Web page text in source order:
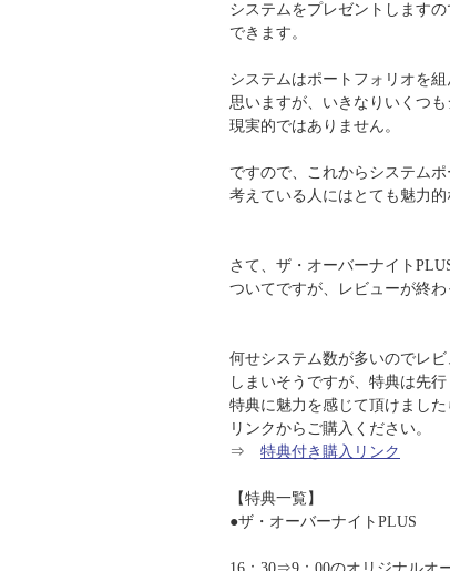
システムをプレゼントします
できます。
システムはポートフォリオを
思いますが、いきなりいくつ
現実的ではありません。
ですので、これからシステム
考えている人にはとても魅力
さて、ザ・オーバーナイト
ついてですが、レビューが終
何せシステム数が多いのでレ
しまいそうですが、特典は先
特典に魅力を感じて頂けまし
リンクからご購入ください。
⇒ 特典付き購入リンク
【特典一覧】
●ザ・オーバーナイトPLUS